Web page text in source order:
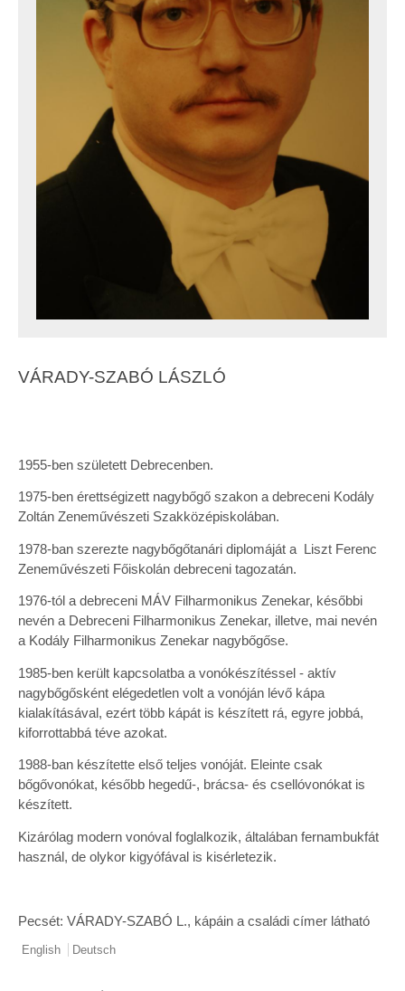
VÁRADY-SZABÓ LÁSZLÓ
1955-ben született Debrecenben.
1975-ben érettségizett nagybőgő szakon a debreceni Kodály
Zoltán Zeneművészeti Szakközépiskolában.
1978-ban szerezte nagybőgőtanári diplomáját a Liszt Ferenc
Zeneművészeti Főiskolán debreceni tagozatán.
1976-tól a debreceni MÁV Filharmonikus Zenekar, későbbi
nevén a Debreceni Filharmonikus Zenekar, illetve, mai nevén
a Kodály Filharmonikus Zenekar nagybőgőse.
1985-ben került kapcsolatba a vonókészítéssel - aktív
nagybőgősként elégedetlen volt a vonóján lévő kápa
kialakításával, ezért több kápát is készített rá, egyre jobbá,
kiforrottabbá téve azokat.
1988-ban készítette első teljes vonóját. Eleinte csak
bőgővonókat, később hegedű-, brácsa- és csellóvonókat is
készített.
Kizárólag modern vonóval foglalkozik, általában fernambukfát
használ, de olykor kigyófával is kisérletezik.
Pecsét: VÁRADY-SZABÓ L., kápáin a családi címer látható
English Deutsch